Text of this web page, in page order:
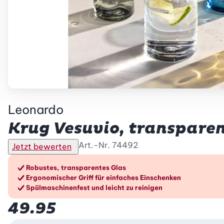
Leonardo
Krug Vesuvio,
Jetzt bewerten Art.-Nr. 74492
Die Vorteile im Überblick
Robustes, transparentes Glas
Ergonomischer Griff für einfaches Einschenken
Spülmaschinenfest und leicht zu reinigen
49.95